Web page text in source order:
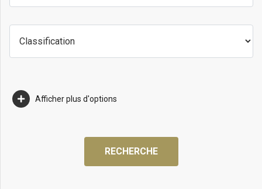
Afficher plus d'options
RECHERCHE